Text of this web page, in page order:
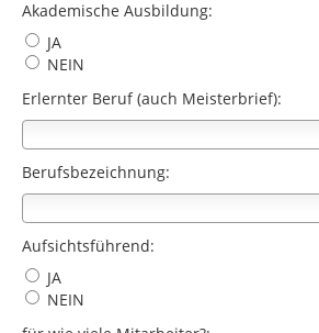
Akademische Ausbildung:
JA
NEIN
Erlernter Beruf (auch Meisterbrief):
Berufsbezeichnung:
Aufsichtsführend:
JA
NEIN